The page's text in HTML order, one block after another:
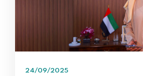
24/09/2025